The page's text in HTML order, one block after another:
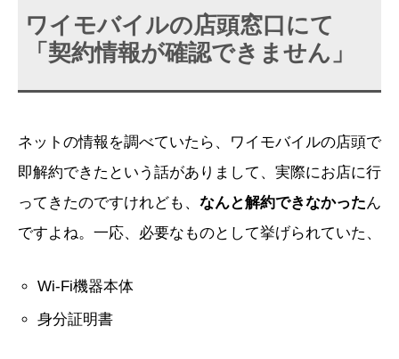
ワイモバイルの店頭窓口にて
「契約情報が確認できません」
ネットの情報を調べていたら、ワイモバイルの店頭で
即解約できたという話がありまして、実際にお店に行
ってきたのですけれども、 なんと解約できなかったん
ですよね。一応、必要なものとして挙げられていた、
Wi-Fi機器本体
身分証明書